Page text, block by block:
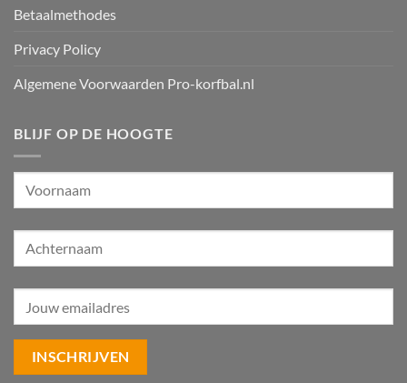
Betaalmethodes
Privacy Policy
Algemene Voorwaarden Pro-korfbal.nl
BLIJF OP DE HOOGTE